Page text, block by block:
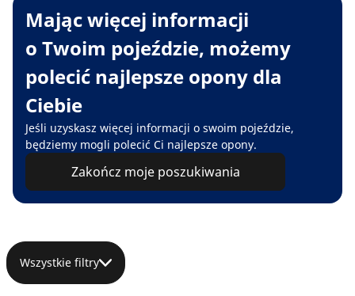
Mając więcej informacji
o Twoim pojeździe, możemy
polecić najlepsze opony dla
Ciebie
Jeśli uzyskasz więcej informacji o swoim pojeździe,
będziemy mogli polecić Ci najlepsze opony.
Zakończ moje poszukiwania
Wszystkie filtry